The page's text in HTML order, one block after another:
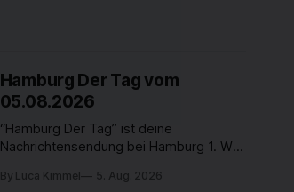
Hamburg Der Tag vom
05.08.2026
“Hamburg Der Tag” ist deine
Nachrichtensendung bei Hamburg 1. Was
beschäftigt die Hamburgerinnen und
By Luca Kimmel 5. Aug. 2026